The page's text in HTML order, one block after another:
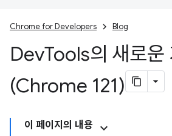
Chrome for Developers Blog
DevTools의 새로운
(Chrome 121)
이 페이지의 내용